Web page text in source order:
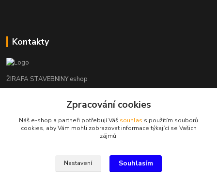
Kontakty
ŽIRAFA STAVEBNINY eshop
+420 312 685 342
kladno@zirafa-stavebniny.cz
Zpracování cookies
Náš e-shop a partneři potřebují Váš souhlas s použitím souborů
cookies, aby Vám mohli zobrazovat informace týkající se Vašich
zájmů.
Nastavení Souhlasím